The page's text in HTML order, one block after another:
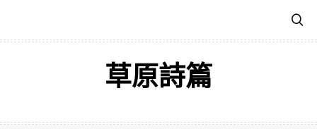
主
草原詩篇